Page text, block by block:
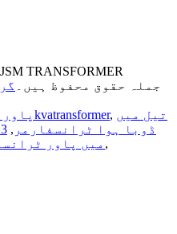
CO.LTD جملہ حقوق محفوظ ہیں۔
1000kvatransformer, تیل میں
ڈوبا ہوا ٹرانسفارمر , 3 فیز ٹرانسفارمر
میں پاور ,